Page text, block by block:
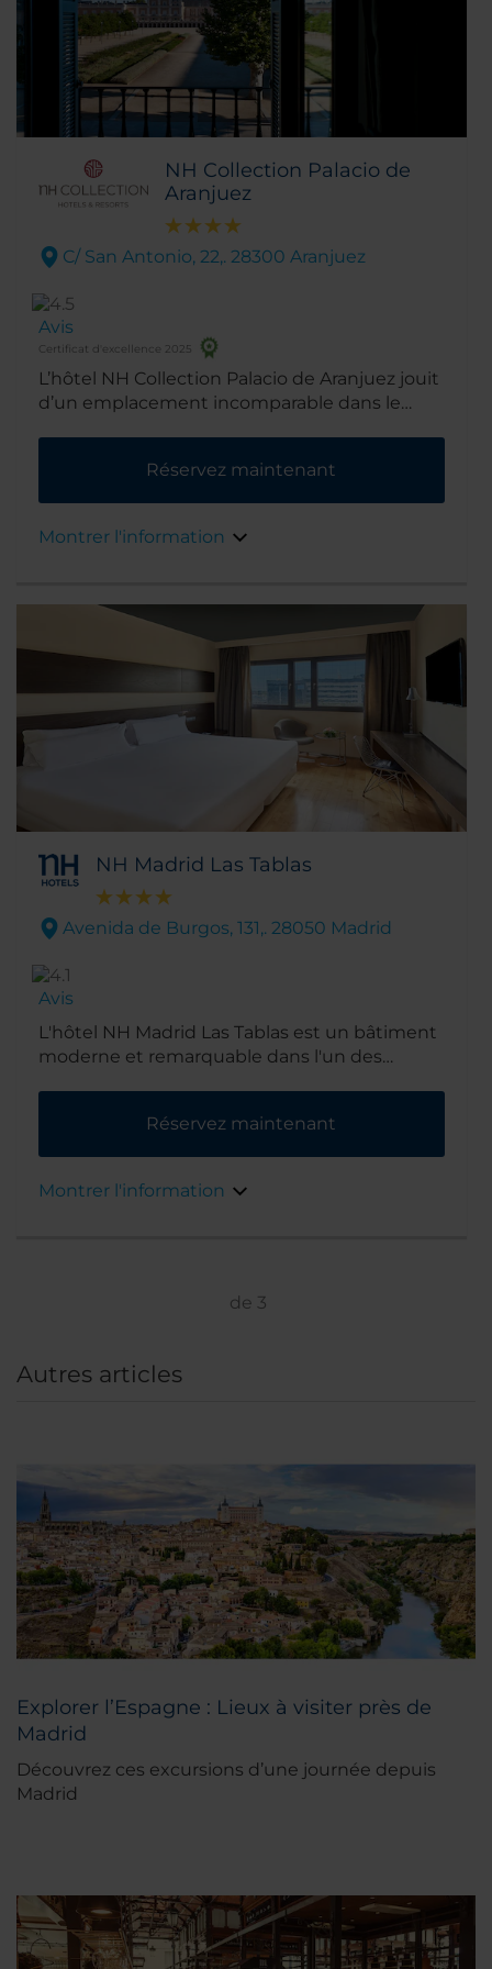
NH Collection Palacio de
Aranjuez
C/ San Antonio, 22,. 28300 Aranjuez
Avis
Certificat d'excellence 2025
L’hôtel NH Collection Palacio de Aranjuez jouit
d’un emplacement incomparable dans le
date des XVIIIe et XIXe siècles est un trésor
architectural.
Réservez maintenant
Montrer l'information
NH Madrid Las Tablas
Avenida de Burgos, 131,. 28050 Madrid
Avis
L'hôtel NH Madrid Las Tablas est un bâtiment
moderne et remarquable dans l'un des
centre-ville et est idéalement situé pour
accéder aux zones d'activités à proximité. Sa
facilement aux sites les plus célèbres de
Réservez maintenant
Montrer l'information
de 3
Autres articles
Explorer l’Espagne : Lieux à visiter près de
Madrid
Découvrez ces excursions d’une journée depuis
Madrid